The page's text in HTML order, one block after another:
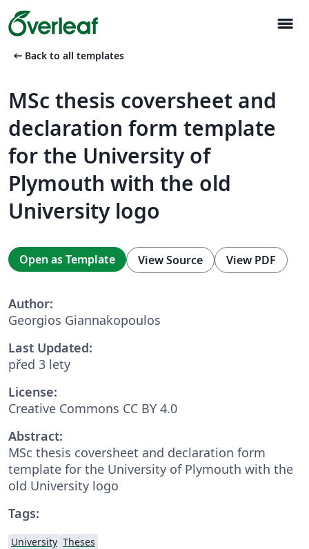
menu
arrow_left_alt Back to all templates
MSc thesis coversheet and
declaration form template
for the University of
Plymouth with the old
University logo
Open as Template View Source View PDF
Author:
Georgios Giannakopoulos
Last Updated:
před 3 lety
License:
Creative Commons CC BY 4.0
Abstract:
MSc thesis coversheet and declaration form
template for the University of Plymouth with the
old University logo
Tags:
University Theses